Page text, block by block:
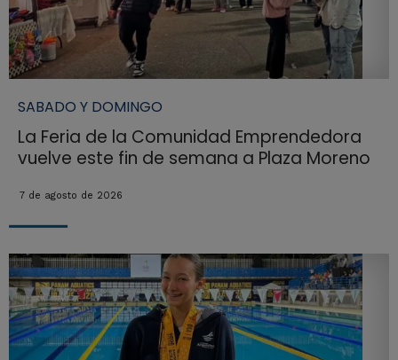
SABADO Y DOMINGO
La Feria de la Comunidad Emprendedora
vuelve este fin de semana a Plaza Moreno
7 de agosto de 2026